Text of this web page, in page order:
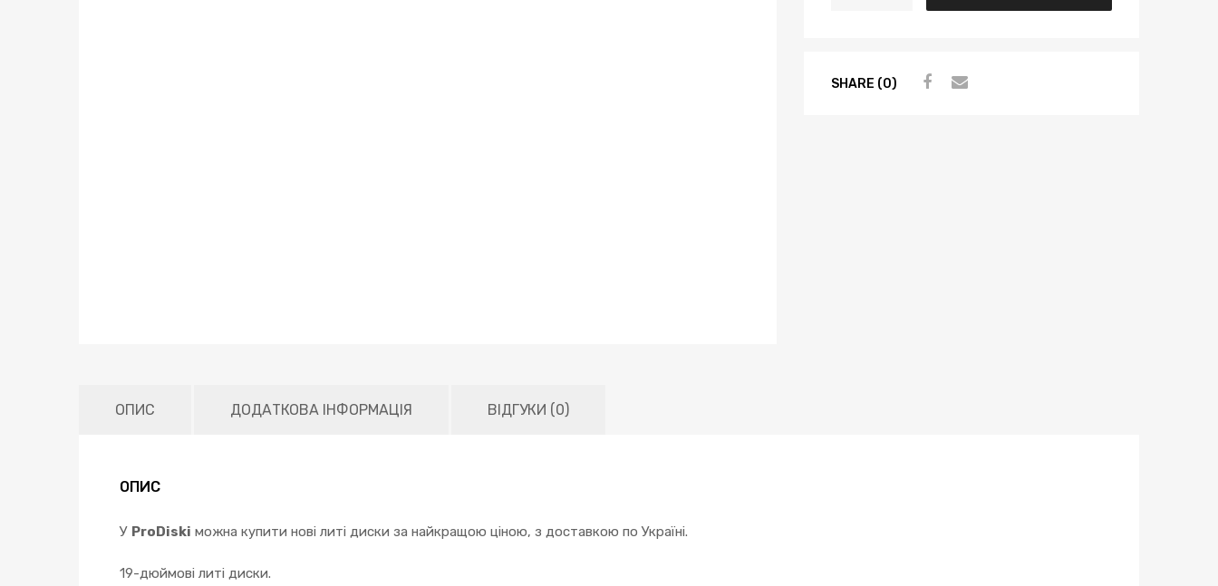
SHARE (0)
ОПИС ДОДАТКОВА ІНФОРМАЦІЯ ВІДГУКИ (0)
ОПИС
У ProDiski можна купити нові литі диски за найкращою ціною, з доставкою по Україні.
19-дюймові литі диски.